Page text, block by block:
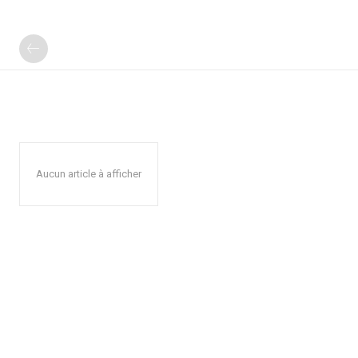
Aucun article à afficher